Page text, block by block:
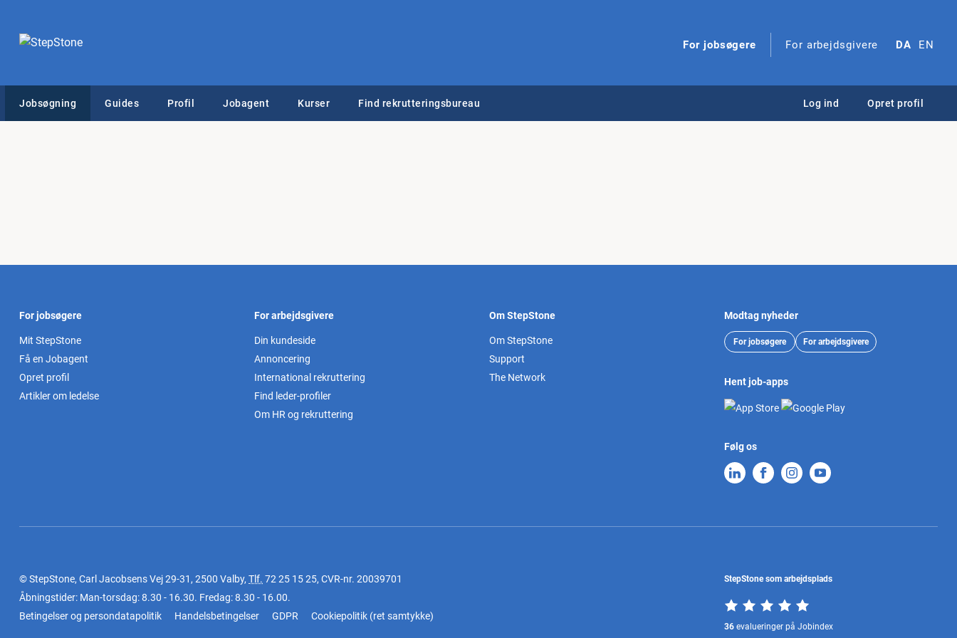
For jobsøgere For arbejdsgivere DA EN
Jobsøgning Guides Profil Jobagent Kurser Find rekrutteringsbureau Log ind Opret profil
For jobsøgere
Mit StepStone
Få en Jobagent
Opret profil
Artikler om ledelse
For arbejdsgivere
Din kundeside
Annoncering
International rekruttering
Find leder-profiler
Om HR og rekruttering
Om StepStone
Om StepStone
Support
The Network
Modtag nyheder
For jobsøgere For arbejdsgivere
Hent job-apps
Følg os
© StepStone, Carl Jacobsens Vej 29-31, 2500 Valby, Tlf. 72 25 15 25, CVR-nr. 20039701
Åbningstider: Man-torsdag: 8.30 - 16.30. Fredag: 8.30 - 16.00.
Betingelser og persondatapolitik
Handelsbetingelser GDPR Cookiepolitik (ret samtykke)
StepStone som arbejdsplads
36 evalueringer på Jobindex